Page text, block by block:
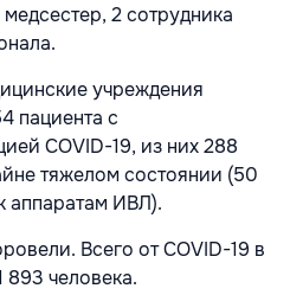
2 сотрудника
учреждения
пациента с
COVID-19, из них 288
тяжелом состоянии (50
аппаратам ИВЛ).
Всего от COVID-19 в
893 человека.